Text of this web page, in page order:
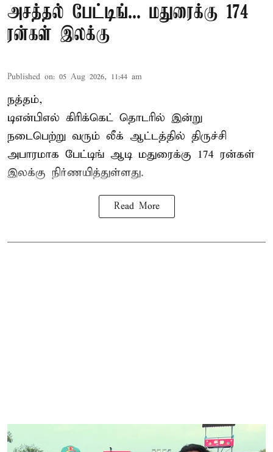
அசத்தல் பேட்டிங்... மதுரைக்கு 174
ரன்கள் இலக்கு
Published on: 05 Aug 2026, 11:44 am
நத்தம்,
டிஎன்பிஎல் கிரிக்கெட் தொடரில் இன்று
நடைபெற்று வரும் லீக் ஆட்டத்தில் திருச்சி
அபாரமாக பேட்டிங் ஆடி மதுரைக்கு 174 ரன்கள்
இலக்கு நிர்ணயித்துள்ளது.
Read More